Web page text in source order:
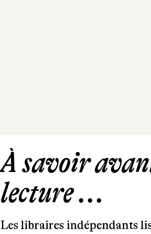
À savoir
lecture ...
Les libraires indépendants